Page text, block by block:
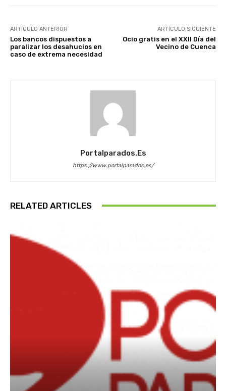
ARTÍCULO ANTERIOR
Los bancos dispuestos a
paralizar los desahucios en
caso de extrema necesidad
ARTÍCULO SIGUIENTE
Ocio gratis en el XXII Día del
Vecino de Cuenca
Portalparados.es
https://www.portalparados.es/
RELATED ARTICLES